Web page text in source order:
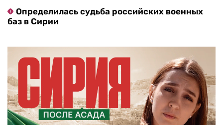
Определилась судьба российских военных
баз в Сирии